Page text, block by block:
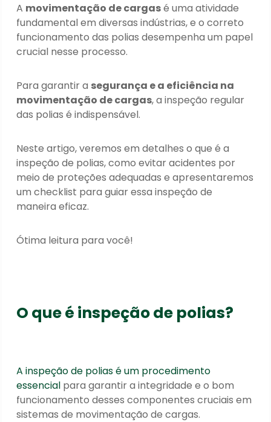
A movimentação de cargasé uma atividade
fundamental em diversas indústrias, e o correto
funcionamento das polias desempenha um papel
crucial nesse processo.
Para garantir a segurança e a eficiência na
movimentação de cargas, a inspeção regular
das polias é indispensável.
Neste artigo, veremos em detalhes o que é a
inspeção de polias, como evitar acidentes por
meio de proteções adequadas e apresentaremos
um checklist para guiar essa inspeção de
maneira eficaz.
Ótima leitura para você!
O que é inspeção de polias?
A inspeção de polias é um procedimento
essencial para garantir a integridade e o bom
funcionamento desses componentes cruciais em
sistemas de movimentação de cargas.